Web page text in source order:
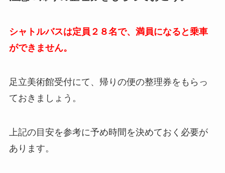
シャトルバスは定員２８名で、満員になると乗車
ができません。
足立美術館受付にて、帰りの便の整理券をもらっ
ておきましょう。
上記の目安を参考に予め時間を決めておく必要が
あります。